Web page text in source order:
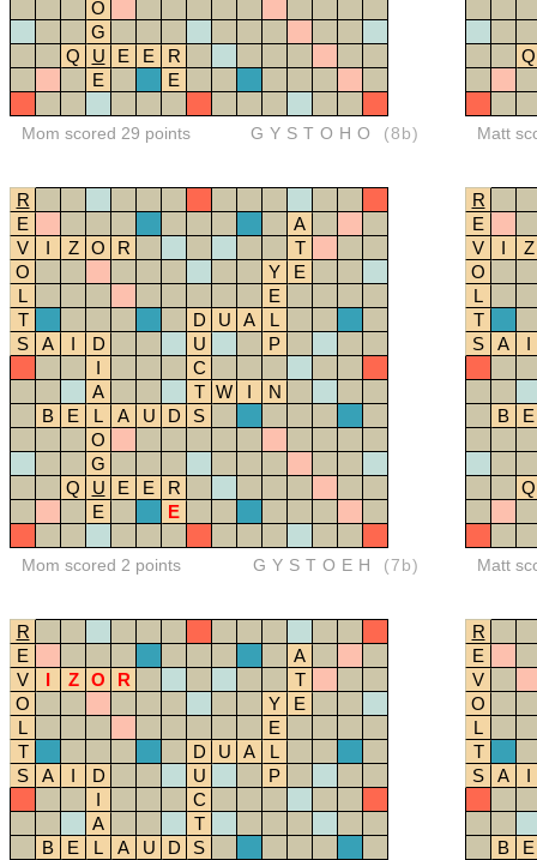
O
G
Q
U E E
R
E
E
Mom scored 29 points GYSTOHO (8b)
Q
Matt
R
E
A
V
I Z O R
T
O
Y
E
L
E
T
D U A
L
S
A I D U
P
I
C
A
T W I
N
B
E L A U D
S
O
G
Q
U E E
R
E
E
Mom scored 2 points GYSTOEH (7b)
R
E
V
I
Z
O
L
T
S
A I
B E
Q
Matt
R
E
A
V
I Z O R
T
O
Y
E
L
E
T
D U A
L
S
A I D U
P
I
C
A
T
B
E L A U D
S
R
E
V
O
L
T
S
A I
B E